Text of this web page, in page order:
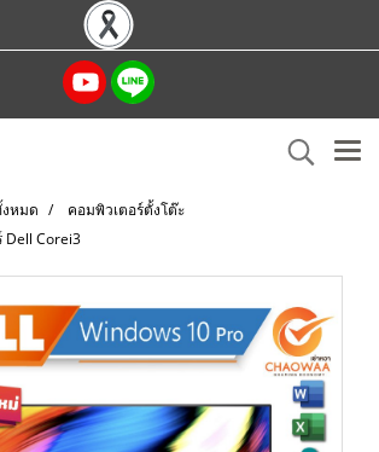
หมด
คอมพิวเตอร์ตั้งโต๊ะ
Dell Corei3